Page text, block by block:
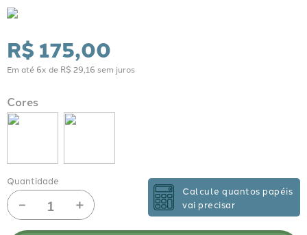
R$ 175,00
Em até 6x de R$ 29 16 sem juros
Cores
Quantidade
＋
－
Calcule quantos papéis
vai precisar